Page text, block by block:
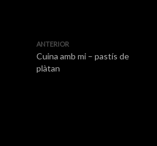
ANTERIOR
Cuina amb mi – pastís de
plàtan